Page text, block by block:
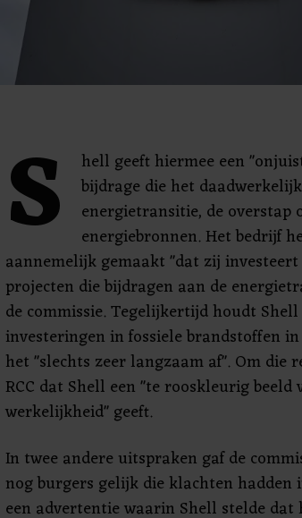
S
hell geeft hiermee een
bijdrage die het
energietransitie, de overstap
energiebronnen. Het bedrijf
aannemelijk gemaakt "dat zij
projecten die bijdragen aan de
de commissie. Tegelijkertijd houdt
investeringen in fossiele brandstoffen
het "slechts zeer langzaam af". Om die
RCC dat Shell een "te rooskleurig beeld
werkelijkheid" geeft.
In twee andere uitspraken gaf de
nog burgers gelijk die klachten hadden
een advertentie waarin Shell stelde dat